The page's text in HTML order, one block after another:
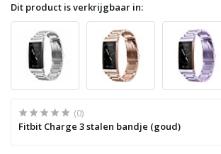
Dit product is verkrijgbaar in:
(0)
Fitbit Charge 3 stalen bandje (goud)